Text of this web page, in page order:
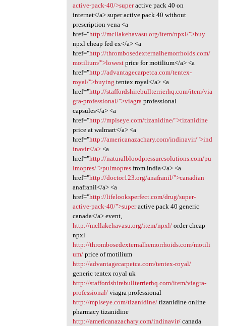
active-pack-40/>superactive pack 40 on
internet</a> super active pack 40 without
prescription vena <a
href="http://mcllakehavasu.org/item/npxl/">buy
npxl cheap fed ex</a> <a
href="http://thrombosedexternalhemorrhoids.com/
motilium/">lowestprice for motilium</a> <a
href="http://advantagecarpetca.com/tentex-
royal/">buying tentex royal</a> <a
href="http://staffordshirebullterrierhq.com/item/via
gra-professional/">viagra professional
capsules</a> <a
href="http://mplseye.com/tizanidine/">tizanidine
price at walmart</a> <a
href="http://americanazachary.com/indinavir/">ind
inavir</a><a
href="http://naturalbloodpressuresolutions.com/pu
lmopres/">pulmopresfrom india</a> <a
href="http://doctor123.org/anafranil/">canadian
anafranil</a> <a
href="http://lifelooksperfect.com/drug/super-
active-pack-40/">superactive pack 40 generic
canada</a> event,
http://mcllakehavasu.org/item/npxl/order cheap
npxl
http://thrombosedexternalhemorrhoids.com/motili
um/price of motilium
http://advantagecarpetca.com/tentex-royal/
generic tentex royal uk
http://staffordshirebullterrierhq.com/item/viagra-
professional/viagra professional
http://mplseye.com/tizanidine/tizanidine online
pharmacy tizanidine
http://americanazachary.com/indinavir/canada